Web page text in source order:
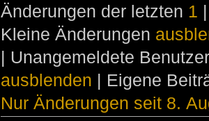
Änderungen der letzten 1
Kleine Änderungen
| Unangemeldete
ausblenden | Eigene
Nur Änderungen seit 8.